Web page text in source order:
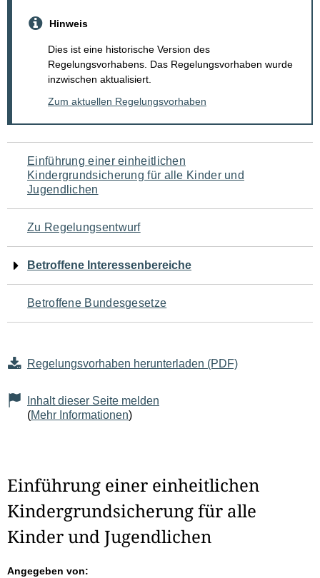
Hinweis
Dies ist eine historische Version des
Regelungsvorhabens. Das Regelungsvorhaben wurde
inzwischen aktualisiert.
Zum aktuellen Regelungsvorhaben
Navigation
für
den
Seiteninhalt
Einführung einer einheitlichen
Kindergrundsicherung für alle Kinder und
Jugendlichen
Zu Regelungsentwurf
Betroffene Interessenbereiche
Betroffene Bundesgesetze
Regelungsvorhaben herunterladen (PDF)
Inhalt dieser Seite melden
(Mehr Informationen)
Einführung einer einheitlichen
Kindergrundsicherung für alle
Kinder und Jugendlichen
Angegeben von: